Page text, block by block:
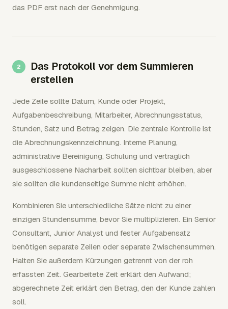
das PDF erst nach der Genehmigung.
Das Protokoll vor dem Summieren
erstellen
Jede Zeile sollte Datum, Kunde oder Projekt,
Aufgabenbeschreibung, Mitarbeiter, Abrechnungsstatus,
Stunden, Satz und Betrag zeigen. Die zentrale Kontrolle ist
die Abrechnungskennzeichnung. Interne Planung,
administrative Bereinigung, Schulung und vertraglich
ausgeschlossene Nacharbeit sollten sichtbar bleiben, aber
sie sollten die kundenseitige Summe nicht erhöhen.
Kombinieren Sie unterschiedliche Sätze nicht zu einer
einzigen Stundensumme, bevor Sie multiplizieren. Ein Senior
Consultant, Junior Analyst und fester Aufgabensatz
benötigen separate Zeilen oder separate Zwischensummen.
Halten Sie außerdem Kürzungen getrennt von der roh
erfassten Zeit. Gearbeitete Zeit erklärt den Aufwand;
abgerechnete Zeit erklärt den Betrag, den der Kunde zahlen
soll.